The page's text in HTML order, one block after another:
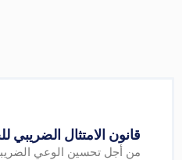
قانون الامتثال الضريبي
من أجل تحسين الوعي الضريبي على